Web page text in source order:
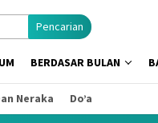
Pencarian
BERDASAR BULAN
Neraka Do’a